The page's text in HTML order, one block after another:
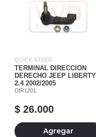
QUICK STEER
TERMINAL DIRECCION
DERECHO JEEP LIBERTY
2.4 2002/2005
DIR1201
$ 26.000
Agregar